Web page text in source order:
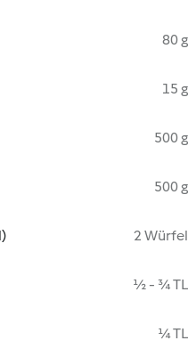
80 g
15 g
500 g
500 g
2 Würfel
½ - ¾ TL
¼ TL